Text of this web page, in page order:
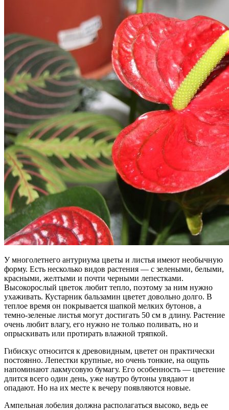
У многолетнего антуриума цветы и листья имеют необычную
форму. Есть несколько видов растения — с зелеными, белыми,
красными, желтыми и почти черными лепестками.
Высокорослый цветок любит тепло, поэтому за ним нужно
ухаживать. Кустарник бальзамин цветет довольно долго. В
теплое время он покрывается шапкой мелких бутонов, а
темно-зеленые листья могут достигать 50 см в длину. Растение
очень любит влагу, его нужно не только поливать, но и
опрыскивать или протирать влажной тряпкой.
Гибискус относится к древовидным, цветет он практически
постоянно. Лепестки крупные, но очень тонкие, на ощупь
напоминают лакмусовую бумагу. Его особенность — цветение
длится всего один день, уже наутро бутоны увядают и
опадают. Но на их месте к вечеру появляются новые.
Ампельная лобелия должна располагаться высоко, ведь ее